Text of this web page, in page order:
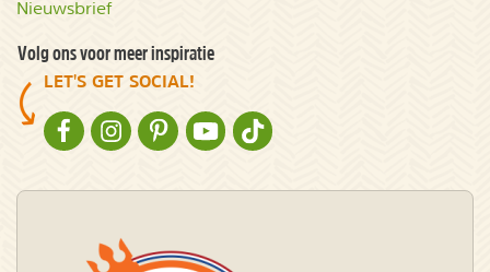
Nieuwsbrief
Volg ons voor meer inspiratie
LET'S GET SOCIAL!
NATURESCANNER OP FACEBOOK
NATURESCANNER OP INSTAGRAM
NATURESCANNER OP PINTEREST
NATURESCANNER OP YOUTUBE
NATURESCANNER OP TIKTOK